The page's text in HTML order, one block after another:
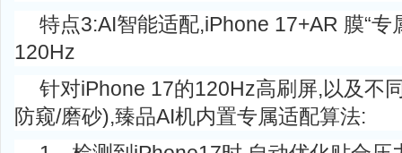
特点3:AI智能适配,iPhone 17+AR 膜“专
120Hz
针对iPhone 17的120Hz高刷屏,以及不
防窥/磨砂),臻品AI机内置专属适配算法: